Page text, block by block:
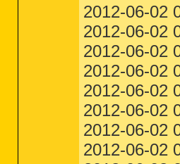
2012-06-02
2012-06-02
2012-06-02
2012-06-02
2012-06-02
2012-06-02
2012-06-02
2012-06-02